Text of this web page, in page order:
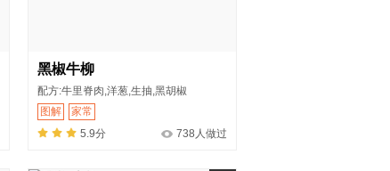
黑椒牛柳
配方:牛里脊肉,洋葱,生抽,黑胡椒
图解
家常
5.9分
738人做过